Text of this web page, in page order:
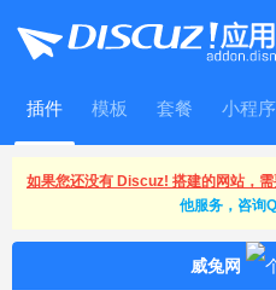
插件 模板 套餐 小程序
WitFrame
如果您还没有 Discuz! 搭建的网站，
他服务，咨询
威兔网